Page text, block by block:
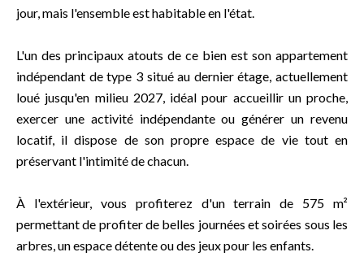
jour, mais l'ensemble est habitable en l'état.
L'un des principaux atouts de ce bien est son appartement
indépendant de type 3 situé au dernier étage, actuellement
loué jusqu'en milieu 2027, idéal pour accueillir un proche,
exercer une activité indépendante ou générer un revenu
locatif, il dispose de son propre espace de vie tout en
préservant l'intimité de chacun.
À l'extérieur, vous profiterez d'un terrain de 575 m²
permettant de profiter de belles journées et soirées sous les
arbres, un espace détente ou des jeux pour les enfants.